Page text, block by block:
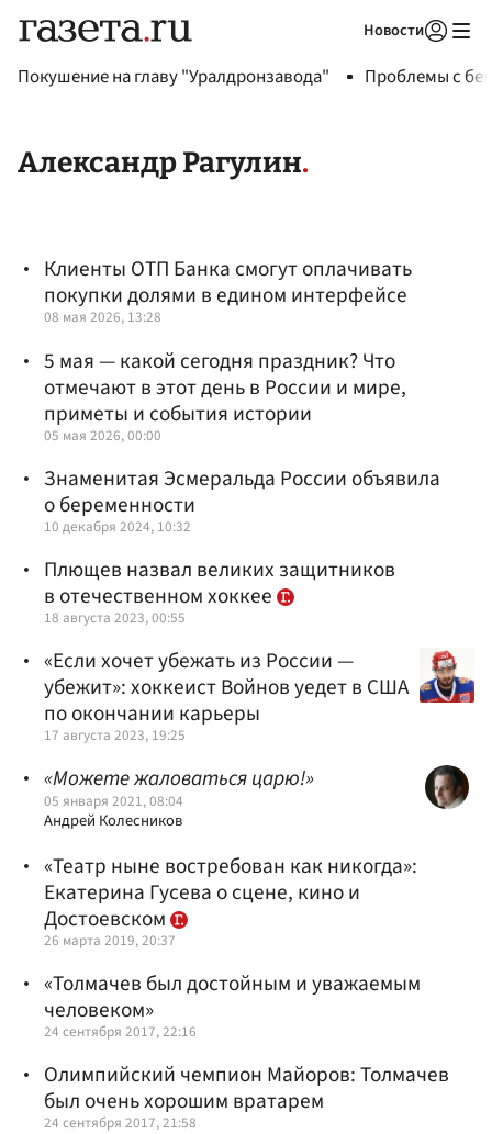
Новости
Покушение на главу "Уралдронзавода" Проблемы с
Александр Рагулин
Клиенты ОТП Банка смогут оплачивать
покупки долями в едином интерфейсе
08 мая 2026, 13:28
5 мая — какой сегодня праздник? Что
отмечают в этот день в России и мире,
приметы и события истории
05 мая 2026, 00:00
Знаменитая Эсмеральда России объявила
о беременности
10 декабря 2024, 10:32
Плющев назвал великих защитников
в отечественном хоккее
18 августа 2023, 00:55
«Если хочет убежать из России —
убежит»: хоккеист Войнов уедет в США
по окончании карьеры
17 августа 2023, 19:25
«Можете жаловаться царю!»
05 января 2021, 08:04
Андрей Колесников
«Театр ныне востребован как никогда»:
Екатерина Гусева о сцене, кино и
Достоевском
26 марта 2019, 20:37
«Толмачев был достойным и уважаемым
человеком»
24 сентября 2017, 22:16
Олимпийский чемпион Майоров: Толмачев
был очень хорошим вратарем
24 сентября 2017, 21:58